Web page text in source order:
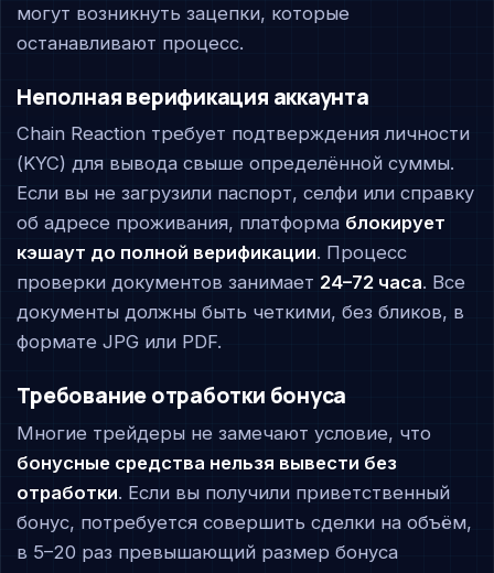
могут возникнуть зацепки, которые
останавливают процесс.
Неполная верификация аккаунта
Chain Reaction требует подтверждения личности
(KYC) для вывода свыше определённой суммы.
Если вы не загрузили паспорт, селфи или справку
об адресе проживания, платформа блокирует
кэшаут до полной верификации. Процесс
проверки документов занимает 24–72 часа. Все
документы должны быть четкими, без бликов, в
формате JPG или PDF.
Требование отработки бонуса
Многие трейдеры не замечают условие, что
бонусные средства нельзя вывести без
отработки. Если вы получили приветственный
бонус, потребуется совершить сделки на объём,
в 5–20 раз превышающий размер бонуса